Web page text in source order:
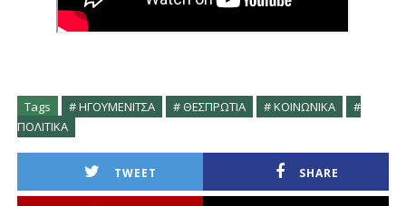
Tags # ΗΓΟΥΜΕΝΙΤΣΑ # ΘΕΣΠΡΩΤΙΑ # ΚΟΙΝΩΝΙΚΑ
#
ΠΟΛΙΤΙΚΑ
TWEET SHARE